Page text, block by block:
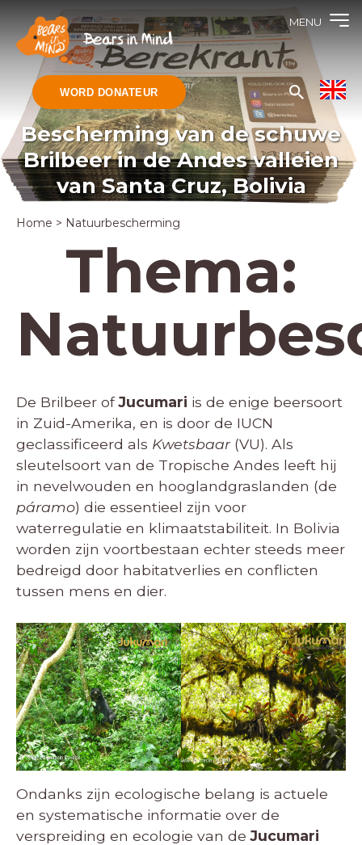
MENU
WORD DONATEUR
Bescherming van de schuwe
Brilbeer in de Andes valleien
van Santa Cruz, Bolivia
Home > Natuurbescherming
Thema:
De Brilbeer ofJucumari is de enige beersoort
in Zuid-Amerika, en is door de IUCN
geclassificeerd als Kwetsbaar (VU). Als
sleutelsoort van de Tropische Andes leeft hij
in nevelwouden en hooglandgraslanden (de
páramo) die essentieel zijn voor
waterregulatie en klimaatstabiliteit. In Bolivia
worden zijn voortbestaan echter steeds meer
bedreigd door habitatverlies en conflicten
tussen mens en dier.
Ondanks zijn ecologische belang is actuele
en systematische informatie over de
verspreiding en ecologie van deJucumari